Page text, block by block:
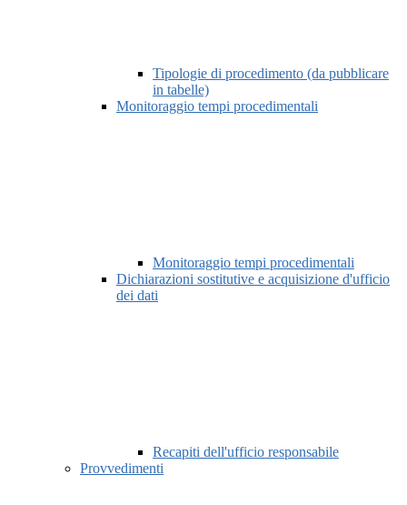
Tipologie di procedimento (da pubblicare
in tabelle)
Monitoraggio tempi procedimentali
Monitoraggio tempi procedimentali
Dichiarazioni sostitutive e acquisizione d'ufficio
dei dati
Recapiti dell'ufficio responsabile
Provvedimenti